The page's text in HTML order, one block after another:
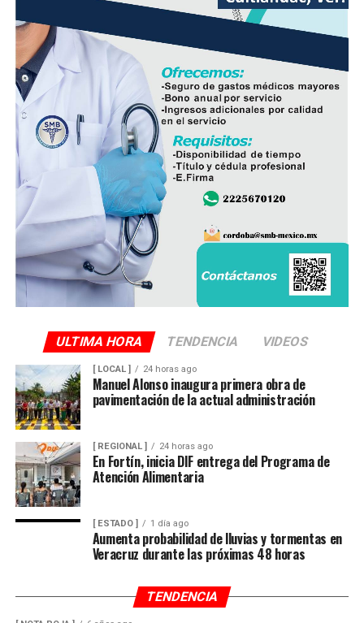
reparaciones de emergencia en el futuro.
En el evento participaron integrantes del Cabildo,
personal de la Dirección de Obras Públicas,
Hidrosistema de Córdoba, áreas de Bienestar Social y
Participación Ciudadana, así como vecinos que integran
el Comité de Obra.
La administración municipal informó que este tipo de
proyectos forma parte del programa de mejoramiento
de infraestructura básica que se ejecuta durante el
presente ejercicio, con el objetivo de renovar redes de
servicios que han rebasado su vida útil y atender una de
las principales demandas de la población.
ULTIMA HORA TENDENCIA VIDEOS
[ LOCAL ] 24 horas ago
Manuel Alonso inaugura primera obra de
pavimentación de la actual administración
[ REGIONAL ] 24 horas ago
En Fortín, inicia DIF entrega del Programa de
Atención Alimentaria
[ ESTADO ] 1 día ago
Aumenta probabilidad de lluvias y tormentas en
Veracruz durante las próximas 48 horas
TENDENCIA